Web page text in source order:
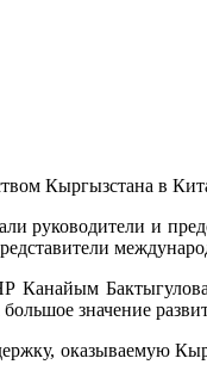
Кыргызстана в
руководители и
Бактыгулова
значение
оказываемую